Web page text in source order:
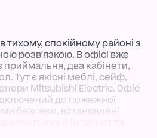
спокійному районі з
розв'язкою. В офісі вже
два кабінети,
Тут є якісні меблі, сейф,
Mitsubishi Electric. Офіс
до пожежної
безпеки, встановлені